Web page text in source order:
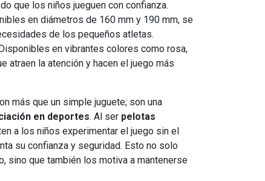
que los niños jueguen con confianza.
en diámetros de 160 mm y 190 mm, se
de los pequeños atletas.
en vibrantes colores como rosa,
atraen la atención y hacen el juego más
más que un simple juguete; son una
en deportes. Al ser pelotas
a los niños experimentar el juego sin el
su confianza y seguridad. Esto no solo
sino que también los motiva a mantenerse